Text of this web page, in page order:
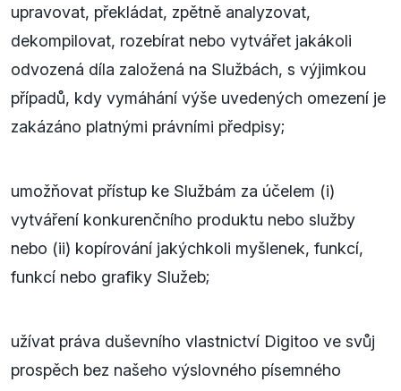
upravovat, překládat, zpětně analyzovat,
dekompilovat, rozebírat nebo vytvářet jakákoli
odvozená díla založená na Službách, s výjimkou
případů, kdy vymáhání výše uvedených omezení je
zakázáno platnými právními předpisy;
umožňovat přístup ke Službám za účelem (i)
vytváření konkurenčního produktu nebo služby
nebo (ii) kopírování jakýchkoli myšlenek, funkcí,
funkcí nebo grafiky Služeb;
užívat práva duševního vlastnictví Digitoo ve svůj
prospěch bez našeho výslovného písemného